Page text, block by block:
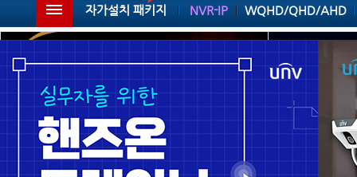
자가설치 패키지 NVR-IP WQHD/QHD/AHD